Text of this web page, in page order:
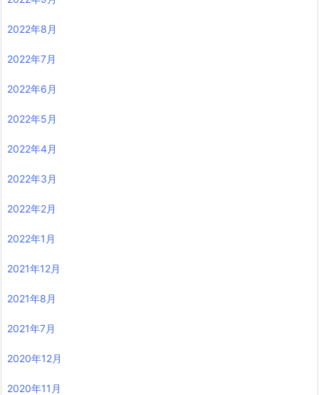
2022年8月
2022年7月
2022年6月
2022年5月
2022年4月
2022年3月
2022年2月
2022年1月
2021年12月
2021年8月
2021年7月
2020年12月
2020年11月